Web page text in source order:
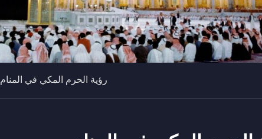
رؤية الحرم المكي في المنام